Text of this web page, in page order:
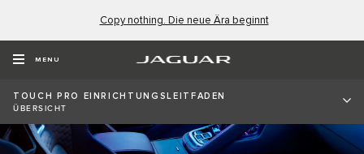
Copy nothing. Die neue Ära beginnt
MENU
TOUCH PRO EINRICHTUNGSLEITFADEN
ÜBERSICHT